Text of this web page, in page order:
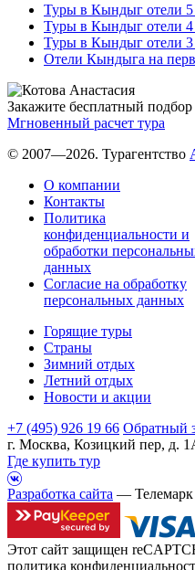
Туры в Кындыг отели 5
Туры в Кындыг отели 4
Туры в Кындыг отели 3
Отели Кындыга на
Закажите бесплатный
Мгновенный расчет тура
© 2007—2026. Турагентство
О компании
Контакты
Политика
конфиденциальности и
обработки
данных
Согласие на обработку
персональных данных
Горящие туры
Страны
Зимний отдых
Летний отдых
Новости и акции
+7 (495) 926 19 66 Обратный
г. Москва, Козицкий пер, д.
Где купить тур
Разработка сайта — Телемарк
Этот сайт защищен
политика